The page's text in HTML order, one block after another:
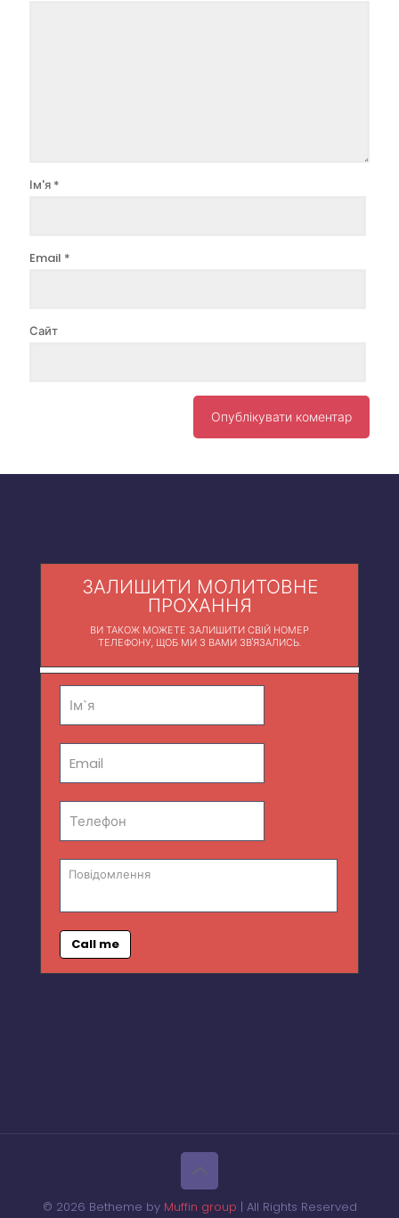
Ім'я *
Email *
Сайт
ЗАЛИШИТИ МОЛИТОВНЕ
ПРОХАННЯ
ВИ ТАКОЖ МОЖЕТЕ ЗАЛИШИТИ СВІЙ НОМЕР
ТЕЛЕФОНУ, ЩОБ МИ З ВАМИ ЗВ'ЯЗАЛИСЬ.
Call me
© 2026 Betheme by Muffin group | All Rights Reserved